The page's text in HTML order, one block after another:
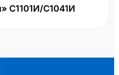
С1101И/С1041И